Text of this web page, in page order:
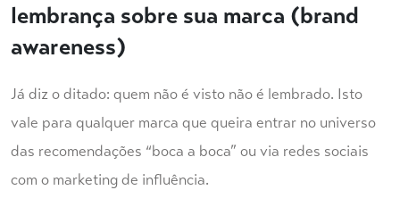
lembrança sobre sua marca (brand
awareness)
Já diz o ditado: quem não é visto não é lembrado. Isto
vale para qualquer marca que queira entrar no universo
das recomendações “boca a boca” ou via redes sociais
com o marketing de influência.